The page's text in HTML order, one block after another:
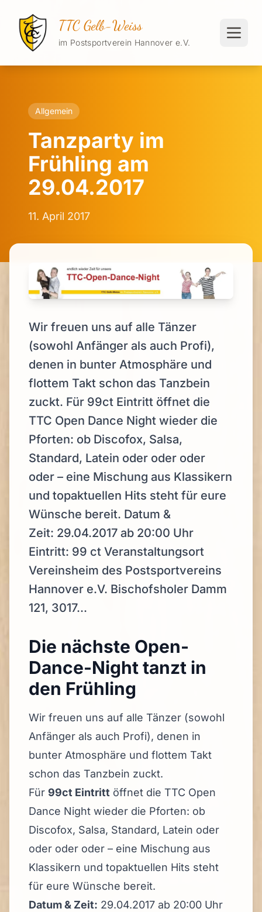
TTC Gelb-Weiss
im Postsportverein Hannover e.V.
Allgemein
Tanzparty im
Frühling am
29.04.2017
11. April 2017
Wir freuen uns auf alle Tänzer
(sowohl Anfänger als auch Profi),
denen in bunter Atmosphäre und
flottem Takt schon das Tanzbein
zuckt. Für 99ct Eintritt öffnet die
TTC Open Dance Night wieder die
Pforten: ob Discofox, Salsa,
Standard, Latein oder oder oder
oder – eine Mischung aus Klassikern
und topaktuellen Hits steht für eure
Wünsche bereit. Datum &
Zeit: 29.04.2017 ab 20:00 Uhr
Eintritt: 99 ct Veranstaltungsort
Vereinsheim des Postsportvereins
Hannover e.V. Bischofsholer Damm
121, 3017...
Die nächste Open-
Dance-Night tanzt in
den Frühling
Wir freuen uns auf alle Tänzer (sowohl
Anfänger als auch Profi), denen in
bunter Atmosphäre und flottem Takt
schon das Tanzbein zuckt.
Für 99ct Eintritt öffnet die TTC Open
Dance Night wieder die Pforten: ob
Discofox, Salsa, Standard, Latein oder
oder oder oder – eine Mischung aus
Klassikern und topaktuellen Hits steht
für eure Wünsche bereit.
Datum & Zeit: 29.04.2017 ab 20:00 Uhr